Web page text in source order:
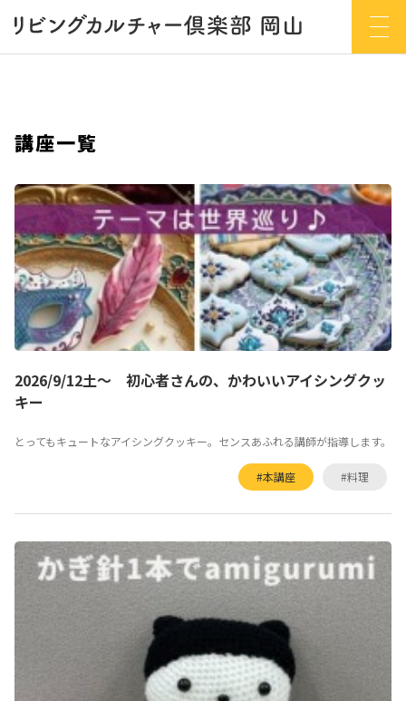
講座一覧
2026/9/12土～ 初心者さんの、かわいいアイシングクッ
キー
とってもキュートなアイシングクッキー。センスあふれる講師が指導します。
#本講座 #料理